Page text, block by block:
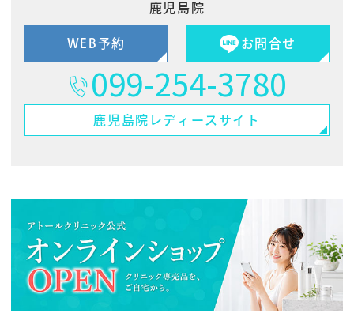
鹿児島院
WEB予約 お問合せ
099-254-3780
鹿児島院 レディースサイト